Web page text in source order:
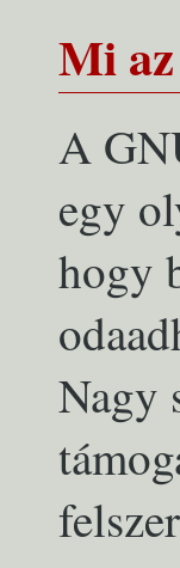
Mi
A
egy
hogy
Nagy